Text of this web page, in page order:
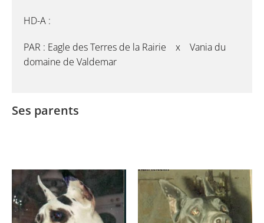
HD-A :
PAR : Eagle des Terres de la Rairie x Vania du
domaine de Valdemar
Ses parents